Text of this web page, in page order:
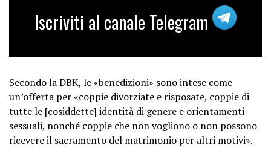
Iscriviti al canale Telegram
Secondo la DBK, le «benedizioni» sono intese come
un’offerta per «coppie divorziate e risposate, coppie di
tutte le [cosiddette] identità di genere e orientamenti
sessuali, nonché coppie che non vogliono o non possono
ricevere il sacramento del matrimonio per altri motivi».